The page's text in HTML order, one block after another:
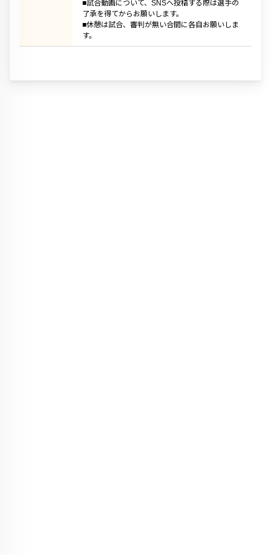
■試合動画について、SNSへ投稿する際は選手の
了承を得てからお願いします。
■休憩は試合、審判が無い合間に各自お願いしま
す。